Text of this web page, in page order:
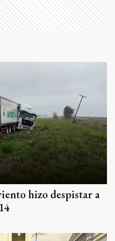
hizo despistar a